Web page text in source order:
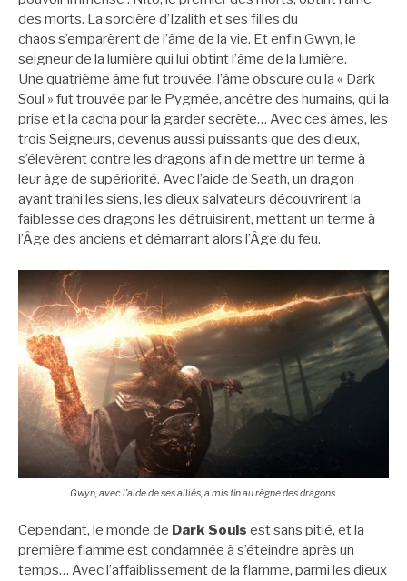
des morts. La sorcière d’Izalith et ses filles du
chaos s’emparèrent de l’âme de la vie. Et enfin Gwyn, le
seigneur de la lumière qui lui obtint l’âme de la lumière.
Une quatrième âme fut trouvée, l’âme obscure ou la « Dark
Soul » fut trouvée par le Pygmée, ancêtre des humains, qui la
prise et la cacha pour la garder secrète… Avec ces âmes, les
trois Seigneurs, devenus aussi puissants que des dieux,
s’élevèrent contre les dragons afin de mettre un terme à
leur âge de supériorité. Avec l’aide de Seath, un dragon
ayant trahi les siens, les dieux salvateurs découvrirent la
faiblesse des dragons les détruisirent, mettant un terme à
l’Âge des anciens et démarrant alors l’Âge du feu.
Gwyn, avec l’aide de ses alliés, a mis fin au règne des dragons.
Cependant, le monde de Dark Souls est sans pitié, et la
première flamme est condamnée à s’éteindre après un
temps… Avec l’affaiblissement de la flamme, parmi les dieux